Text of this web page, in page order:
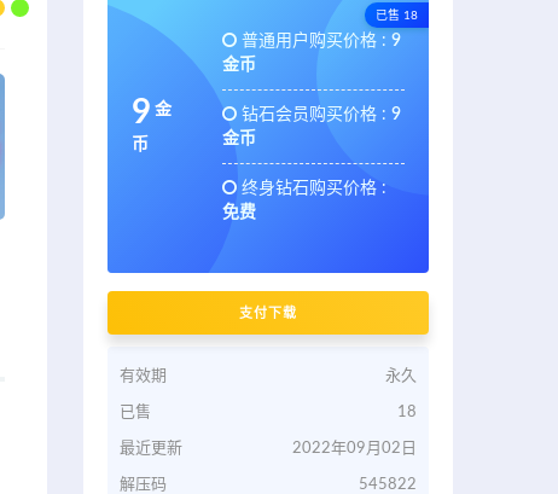
已售 18
9 金
币
普通用户购买价格 : 9
金币
钻石会员购买价格 : 9
金币
终身钻石购买价格 :
免费
支付下载
有效期 永久
已售 18
最近更新 2022年09月02日
解压码 545822